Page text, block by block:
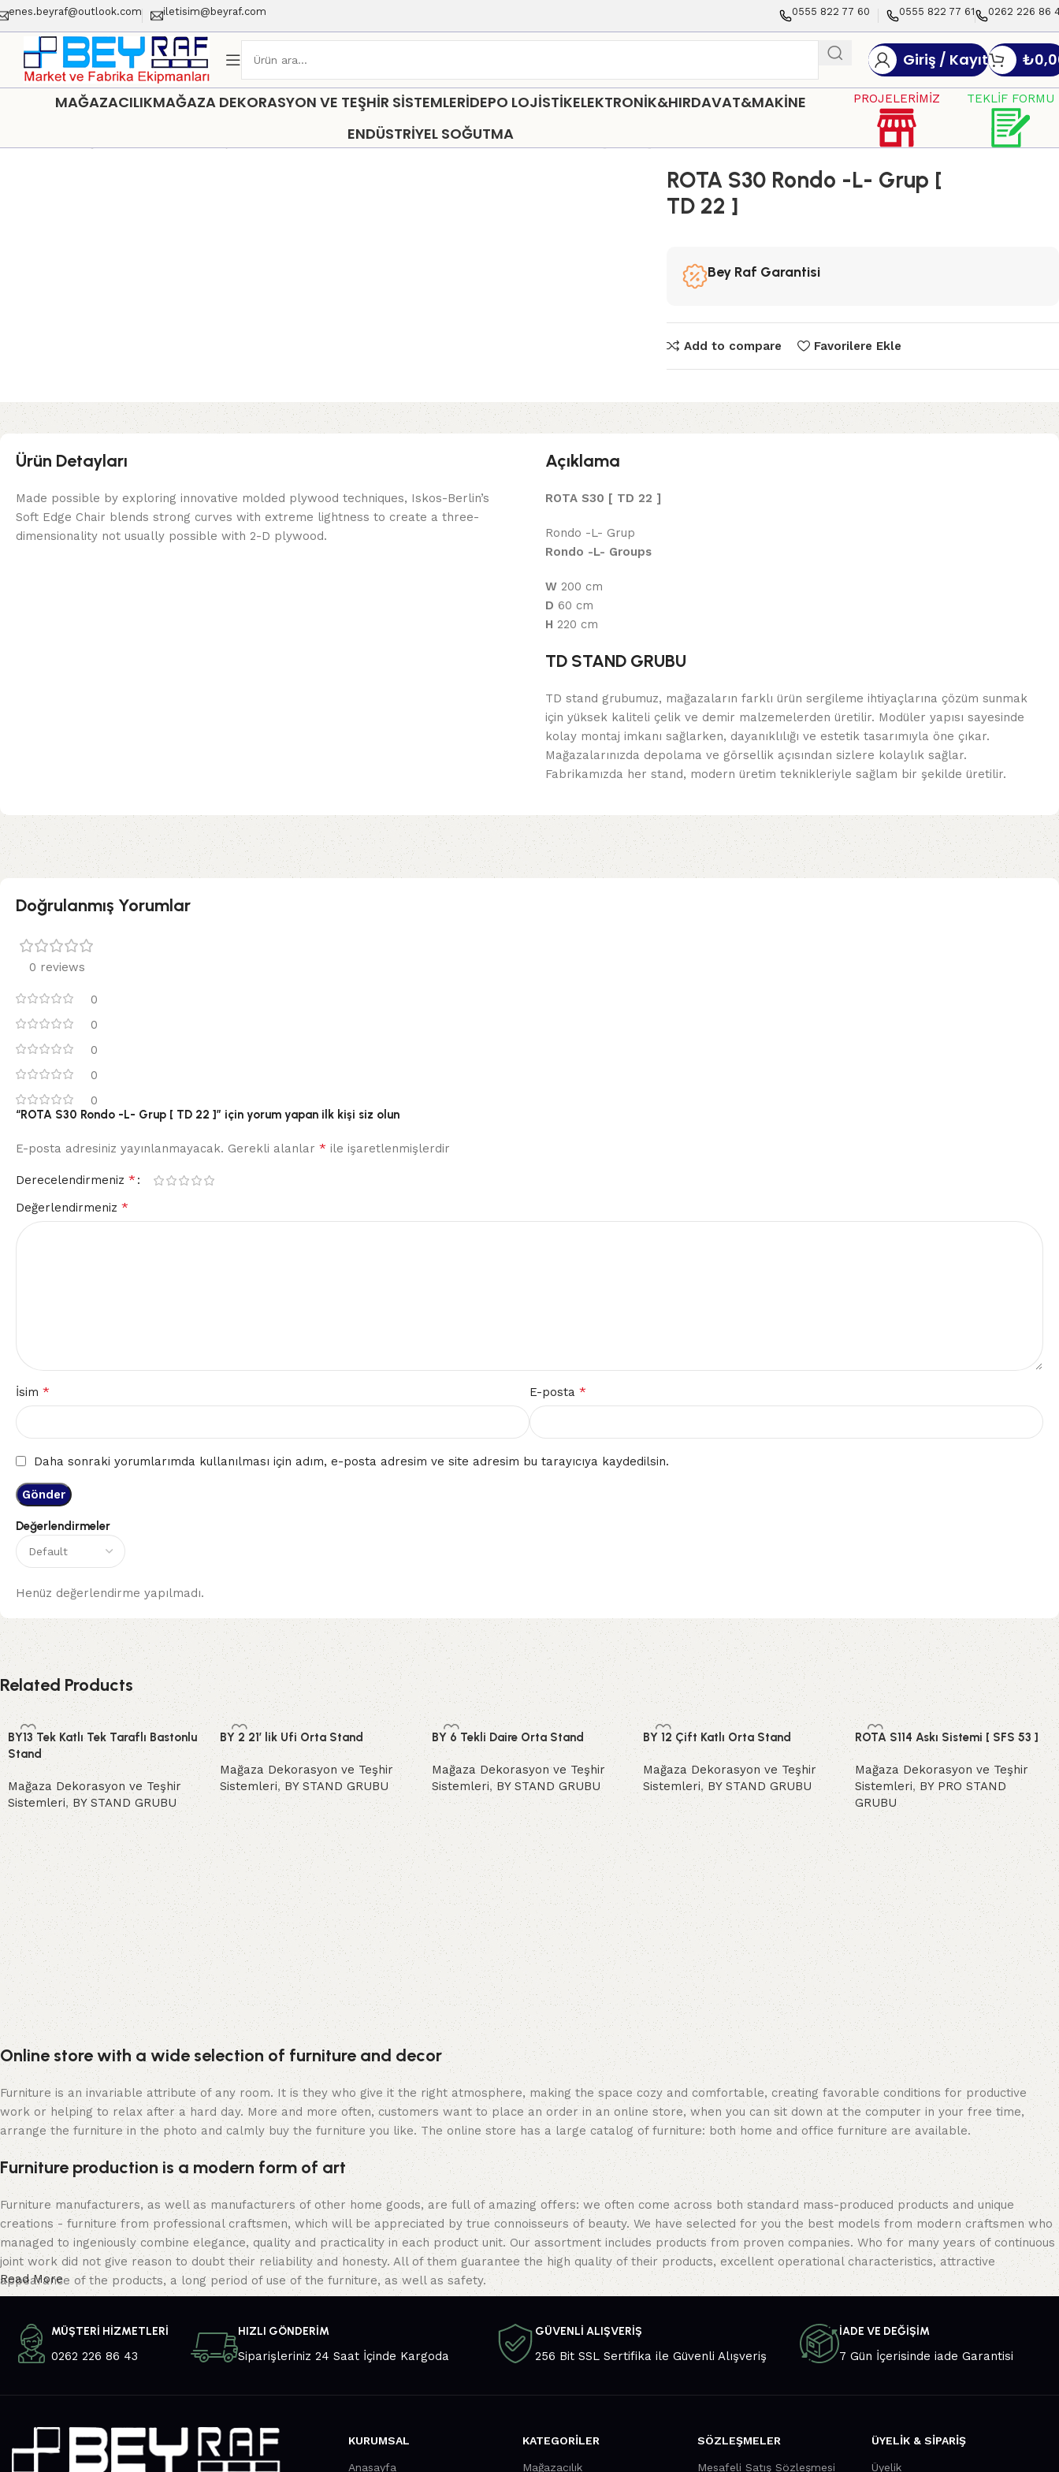
enes.beyraf@outlook.com iletisim@beyraf.com 0555 822 77 60 0555 822 77 61 0262 226 86
Giriş / Kayıt ₺
MAĞAZACILIKMAĞAZA DEKORASYON VE TEŞHİR SİSTEMLERİDEPO LOJİSTİKELEKTRONİK&HIRDAVAT&MAKİNE
ENDÜSTRİYEL SOĞUTMA
PROJELERİMİZ TEKLİF FORMU
BY PRO STAND GRUBU ROTA S30 Rondo -L- Grup [ TD 22 ]
ROTA S30 Rondo -L- Grup [
TD 22 ]
Bey Raf Garantisi
Add to compare Favorilere Ekle
Ürün Detayları
Made possible by exploring innovative molded plywood techniques, Iskos-Berlin’s
Soft Edge Chair blends strong curves with extreme lightness to create a three-
dimensionality not usually possible with 2-D plywood.
Açıklama
ROTA S30 [ TD 22 ]
Rondo -L- Grup
Rondo -L- Groups
W 200 cm
D 60 cm
H 220 cm
TD STAND GRUBU
TD stand grubumuz, mağazaların farklı ürün sergileme ihtiyaçlarına çözüm sunmak
için yüksek kaliteli çelik ve demir malzemelerden üretilir. Modüler yapısı sayesinde
kolay montaj imkanı sağlarken, dayanıklılığı ve estetik tasarımıyla öne çıkar.
Mağazalarınızda depolama ve görsellik açısından sizlere kolaylık sağlar.
Fabrikamızda her stand, modern üretim teknikleriyle sağlam bir şekilde üretilir.
Doğrulanmış Yorumlar
0 reviews
0
0
0
0
0
Değerlendirmeler
Henüz değerlendirme yapılmadı.
“ROTA S30 Rondo -L- Grup [ TD 22 ]” için yorum yapan ilk kişi siz olun
E-posta adresiniz yayınlanmayacak. Gerekli alanlar * ile işaretlenmişlerdir
Derecelendirmeniz *
Değerlendirmeniz *
İsim * E-posta *
Daha sonraki yorumlarımda kullanılması için adım, e-posta adresim ve site adresim bu tarayıcıya kaydedilsin.
Related Products
BY13 Tek Katlı Tek Taraflı Bastonlu
Stand
Mağaza Dekorasyon ve Teşhir
Sistemleri, BY STAND GRUBU
Devamını oku
BY 2 21′ lik Ufi Orta Stand
Mağaza Dekorasyon ve Teşhir
Sistemleri,BY STAND GRUBU
Devamını oku
BY 6 Tekli Daire Orta Stand
Mağaza Dekorasyon ve Teşhir
Sistemleri,BY STAND GRUBU
Devamını oku
BY 12 Çift Katlı Orta Stand
Mağaza Dekorasyon ve Teşhir
Sistemleri, BY STAND GRUBU
Devamını oku
ROTA S114 Askı Sistemi [ SFS 53 ]
Mağaza Dekorasyon ve Teşhir
Sistemleri, BY PRO STAND
GRUBU
Devamını oku
Online store with a wide selection of furniture and decor
Furniture is an invariable attribute of any room. It is they who give it the right atmosphere, making the space cozy and comfortable, creating favorable conditions for productive
work or helping to relax after a hard day. More and more often, customers want to place an order in an online store, when you can sit down at the computer in your free time,
arrange the furniture in the photo and calmly buy the furniture you like. The online store has a large catalog of furniture: both home and office furniture are available.
Furniture production is a modern form of art
Furniture manufacturers, as well as manufacturers of other home goods, are full of amazing offers: we often come across both standard mass-produced products and unique
creations - furniture from professional craftsmen, which will be appreciated by true connoisseurs of beauty. We have selected for you the best models from modern craftsmen who
managed to ingeniously combine elegance, quality and practicality in each product unit. Our assortment includes products from proven companies. Who for many years of continuous
joint work did not give reason to doubt their reliability and honesty. All of them guarantee the high quality of their products, excellent operational characteristics, attractive
appearance of the products, a long period of use of the furniture, as well as safety.
Read More
MÜŞTERİ HİZMETLERİ
0262 226 86 43
HIZLI GÖNDERİM
Siparişleriniz 24 Saat İçinde Kargoda
GÜVENLİ ALIŞVERİŞ
256 Bit SSL Sertifika ile Güvenli Alışveriş
İADE VE DEĞİŞİM
7 Gün İçerisinde iade Garantisi
KURUMSAL
Anasayfa
KATEGORILER
Mağazacılık
SÖZLEŞMELER
Mesafeli Satış Sözleşmesi
ÜYELİK & SİPARİŞ
Üyelik